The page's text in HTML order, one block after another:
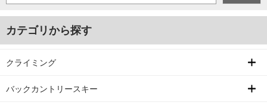
カテゴリから探す
クライミング
バックカントリースキー